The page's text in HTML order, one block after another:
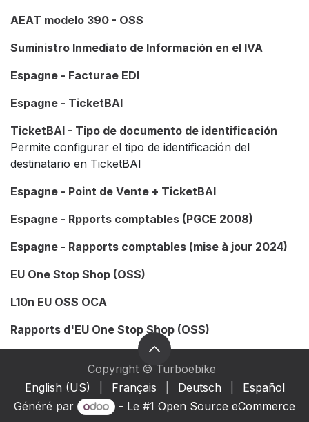
AEAT modelo 390 - OSS
Suministro Inmediato de Información en el IVA
Espagne - Facturae EDI
Espagne - TicketBAI
TicketBAI - Tipo de documento de identificación
Permite configurar el tipo de identificación del
destinatario en TicketBAI
Espagne - Point de Vente + TicketBAI
Espagne - Rpports comptables (PGCE 2008)
Espagne - Rapports comptables (mise à jour 2024)
EU One Stop Shop (OSS)
L10n EU OSS OCA
Rapports d'EU One Stop Shop (OSS)
Copyright © Turboebike
English (US)
Français Deutsch
Español
Généré par
- Le #1 Open Source eCommerce